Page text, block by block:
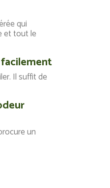
qui
et tout le
Il suffit de
un